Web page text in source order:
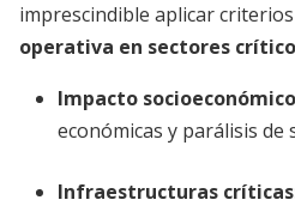
imprescindible aplicar
operativa en sectores
Impacto
económicas y parálisis de
Infraestructuras